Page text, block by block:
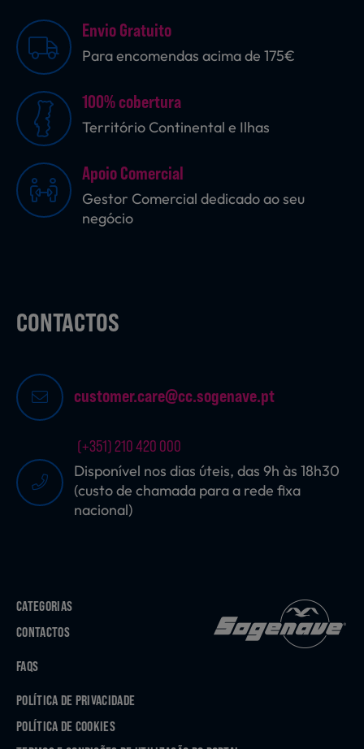
Envio Gratuito
Para encomendas acima de 175€
100% cobertura
Território Continental e Ilhas
Apoio Comercial
Gestor Comercial dedicado ao seu
negócio
CONTACTOS
customer.care@cc.sogenave.pt
(+351) 210 420 000
Disponível nos dias úteis, das 9h às 18h30
(custo de chamada para a rede fixa
nacional)
CATEGORIAS
CONTACTOS
FAQS
POLÍTICA DE PRIVACIDADE
POLÍTICA DE COOKIES